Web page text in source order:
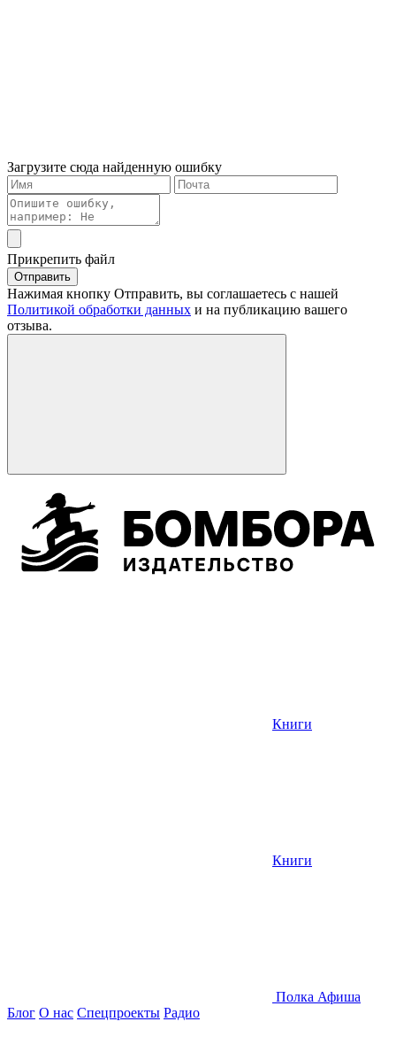
Загрузите сюда найденную ошибку
Прикрепить файл
Отправить
Нажимая кнопку Отправить, вы соглашаетесь с нашей
Политикой обработки данных и на публикацию вашего
отзыва.
Книги
Книги
Полка Афиша
Блог О нас Спецпроекты Радио